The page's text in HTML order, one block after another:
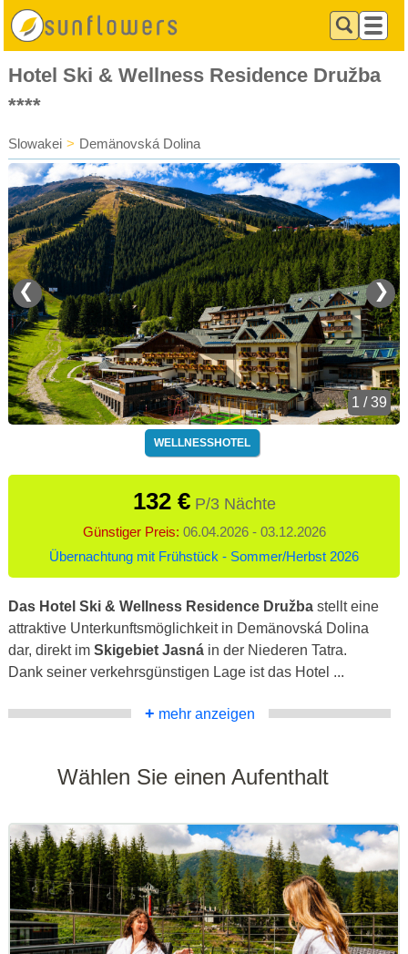
Hotel Ski & Wellness Residence Družba
****
Slowakei > Demänovská Dolina
❮ ❯
1 / 39
WELLNESSHOTEL
132 €P/3 Nächte
Günstiger Preis: 06.04.2026 - 03.12.2026
Übernachtung mit Frühstück - Sommer/Herbst 2026
Das Hotel Ski & Wellness Residence Družba stellt eine
attraktive Unterkunftsmöglichkeit in Demänovská Dolina
dar, direkt im Skigebiet Jasná in der Niederen Tatra.
Dank seiner verkehrsgünstigen Lage ist das Hotel ...
+ mehr anzeigen
Wählen Sie einen Aufenthalt